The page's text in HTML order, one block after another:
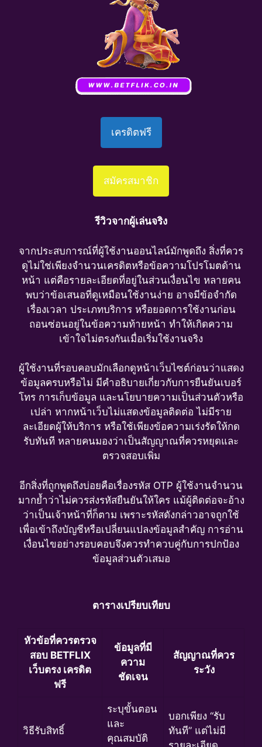
เครดิตฟรี
สมัครสมาชิก
รีวิวจากผู้เล่นจริง
จากประสบการณ์ที่ผู้ใช้งานออนไลน์มักพูดถึง สิ่งที่ควร
ดูไม่ใช่เพียงจำนวนเครดิตหรือข้อความโปรโมตด้าน
หน้า แต่คือรายละเอียดที่อยู่ในส่วนเงื่อนไข หลายคน
พบว่าข้อเสนอที่ดูเหมือนใช้งานง่าย อาจมีข้อจำกัด
เรื่องเวลา ประเภทบริการ หรือยอดการใช้งานก่อน
ถอนซ่อนอยู่ในข้อความท้ายหน้า ทำให้เกิดความ
เข้าใจไม่ตรงกันเมื่อเริ่มใช้งานจริง
ผู้ใช้งานที่รอบคอบมักเลือกดูหน้าเว็บไซต์ก่อนว่าแสดง
ข้อมูลครบหรือไม่ มีคำอธิบายเกี่ยวกับการยืนยันเบอร์
โทร การเก็บข้อมูล และนโยบายความเป็นส่วนตัวหรือ
เปล่า หากหน้าเว็บไม่แสดงข้อมูลติดต่อ ไม่มีราย
ละเอียดผู้ให้บริการ หรือใช้เพียงข้อความเร่งรัดให้กด
รับทันที หลายคนมองว่าเป็นสัญญาณที่ควรหยุดและ
ตรวจสอบเพิ่ม
อีกสิ่งที่ถูกพูดถึงบ่อยคือเรื่องรหัส OTP ผู้ใช้งานจำนวน
มากย้ำว่าไม่ควรส่งรหัสยืนยันให้ใคร แม้ผู้ติดต่อจะอ้าง
ว่าเป็นเจ้าหน้าที่ก็ตาม เพราะรหัสดังกล่าวอาจถูกใช้
เพื่อเข้าถึงบัญชีหรือเปลี่ยนแปลงข้อมูลสำคัญ การอ่าน
เงื่อนไขอย่างรอบคอบจึงควรทำควบคู่กับการปกป้อง
ข้อมูลส่วนตัวเสมอ
ตารางเปรียบเทียบ
หัวข้อที่ควรตรวจ
สอบ BETFLIX
เว็บตรง เครดิต
ฟรี
ข้อมูลที่มี
ความ
ชัดเจน
สัญญาณที่ควร
ระวัง
วิธีรับสิทธิ์
ระบุขั้นตอน
และ
คุณสมบัติ
บอกเพียง “รับ
ทันที” แต่ไม่มี